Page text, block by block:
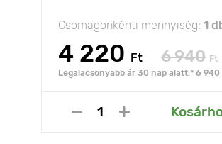
Csomagonkénti mennyiség: 1
4 220 Ft 6 940 Ft
Legalacsonyabb ár 30 nap alatt:* 6 940